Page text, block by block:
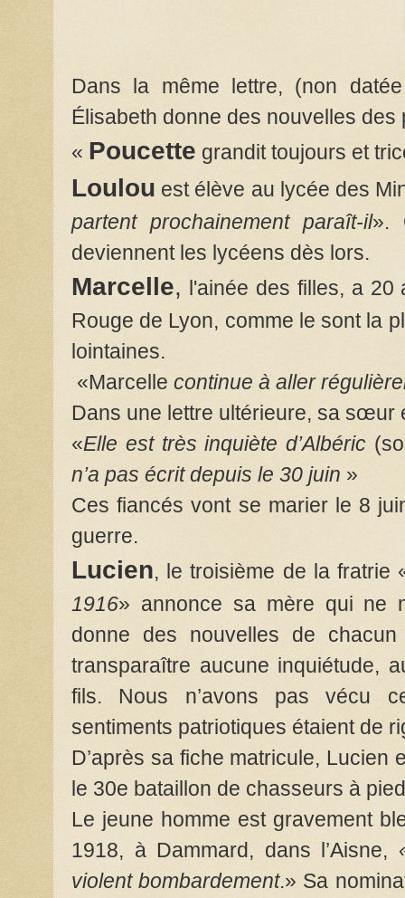
Dans la même lettre, (non
Élisabeth donne des nouvelles des
« Poucette grandit toujours et
Loulou est élève au lycée des
partent prochainement paraît-il».
deviennent les lycéens dès lors.
Marcelle, l'ainée des filles, a 20
Rouge de Lyon, comme le sont la
lointaines.
«Marcelle continue à aller
Dans une lettre ultérieure, sa sœur
«Elle est très inquiète d’Albéric
n’a pas écrit depuis le 30 juin »
Ces fiancés vont se marier le 8
guerre.
Lucien, le troisième de la fratrie
1916» annonce sa mère qui ne
donne des nouvelles de
transparaître aucune inquiétude,
fils. Nous n’avons pas vécu
sentiments patriotiques étaient de
D’après sa fiche matricule,
le 30e bataillon de chasseurs à
Le jeune homme est gravement
1918, à Dammard, dans l’Aisne,
violent bombardement.» Sa